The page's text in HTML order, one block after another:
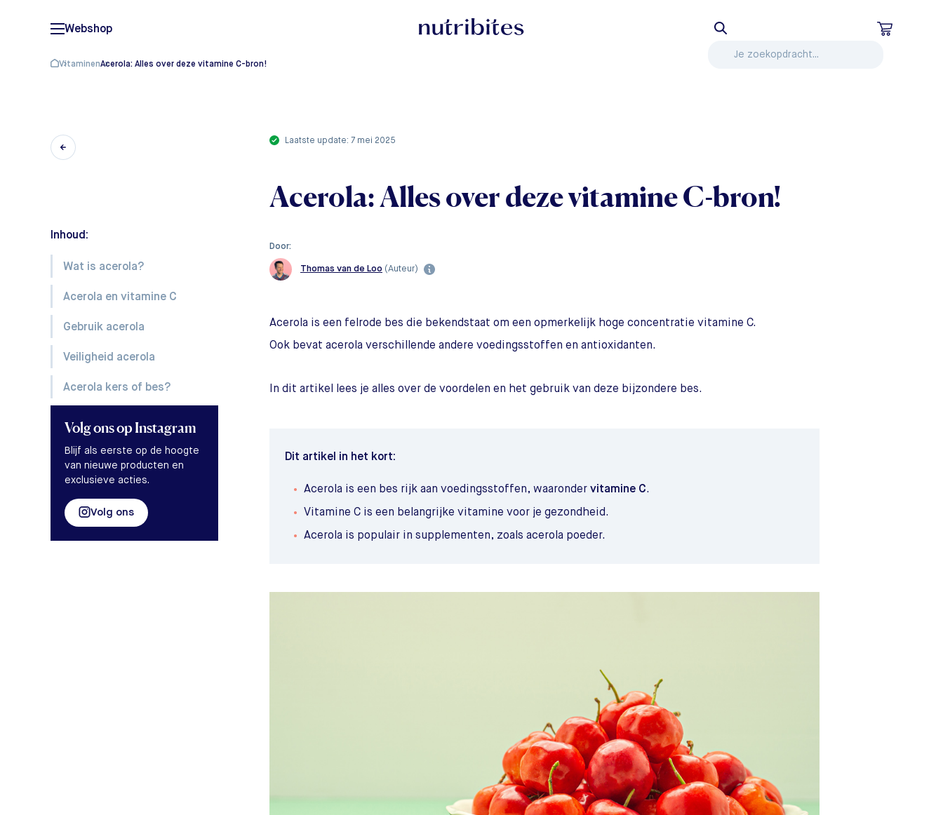
Webshop
VitaminenAcerola: Alles over deze vitamine C-bron!
Inhoud:
Wat is acerola?
Acerola en vitamine C
Gebruik acerola
Veiligheid acerola
Acerola kers of bes?
Volg onsop Instagram
Blijf als eerste op de hoogte
van nieuwe producten en
exclusieve acties.
Volg ons
laatste update: 7 mei 2025
Acerola: Alles over deze vitamine C-bron!
Door:
Thomas van de Loo (Auteur)
Acerola is een felrode bes die bekendstaat om een opmerkelijk hoge concentratie vitamine C.
Ook bevat acerola verschillende andere voedingsstoffen en antioxidanten.
In dit artikel lees je alles over de voordelen en het gebruik van deze bijzondere bes.
Dit artikel in het kort:
Acerola is een bes rijk aan voedingsstoffen, waaronder vitamine C.
Vitamine C is een belangrijke vitamine voor je gezondheid.
Acerola is populair in supplementen, zoals acerola poeder.